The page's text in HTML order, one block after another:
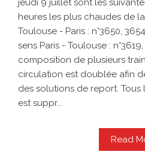
jeudi 9 juillet sont les
heures les plus chaudes de
Toulouse - Paris : n°3650,
sens Paris - Toulouse :
composition de plusieurs
circulation est doublée afin
des solutions de report.
est suppr...
Read